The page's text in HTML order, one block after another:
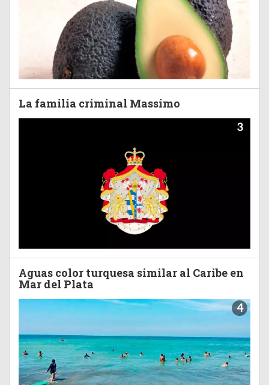
La familia criminal Massimo
3
Aguas color turquesa similar al Caribe en
Mar del Plata
4